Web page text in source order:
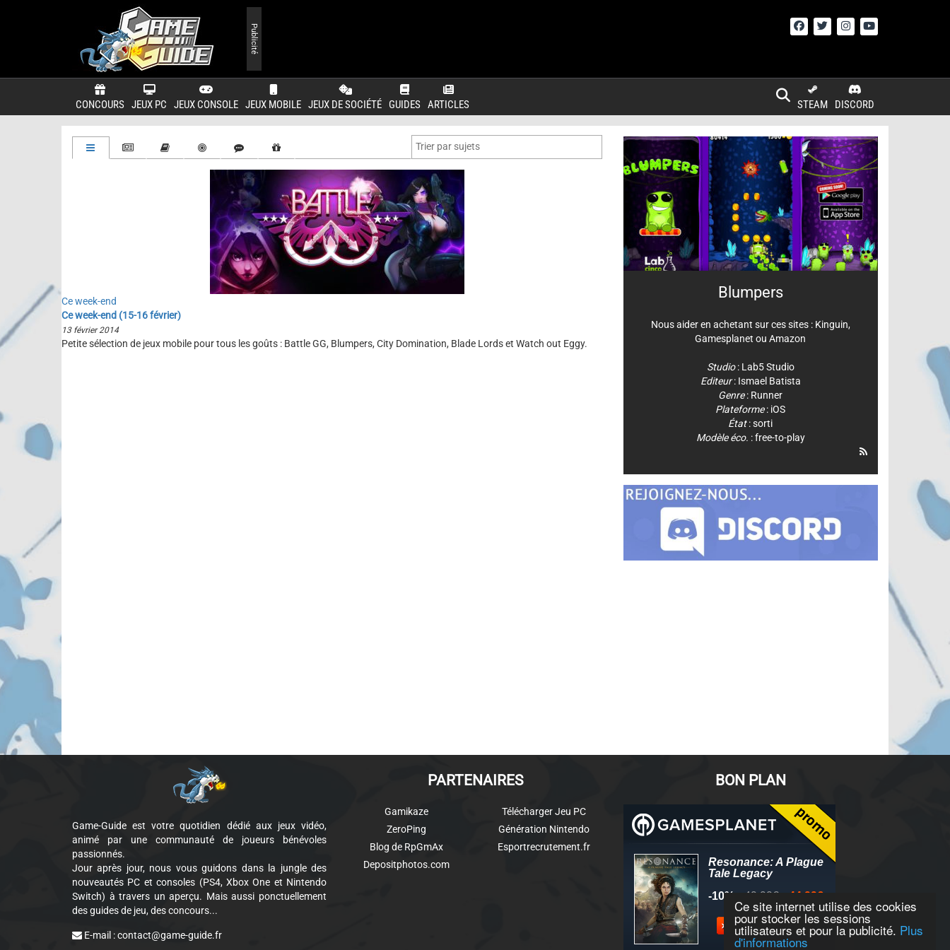
Ce site internet utilise des cookies
pour stocker les sessions
utilisateurs et pour la publicité. Plus
d'informations
CONCOURS JEUX PC JEUX CONSOLE JEUX MOBILE JEUX DE SOCIÉTÉ GUIDES ARTICLES DISCORD
STEAM
Publicité
Ce week-end
Ce week-end (15-16 février)
13 février 2014
Petite sélection de jeux mobile pour tous les goûts : Battle GG, Blumpers, City Domination, Blade Lords et Watch out Eggy.
Blumpers
Nous aider en achetant sur ces sites : Kinguin,
Gamesplanet ouAmazon
Studio: Lab5 Studio
Editeur: Ismael Batista
Genre: Runner
Plateforme: iOS
État: sorti
Modèle éco. : free-to-play
Game-Guide est votre quotidien dédié aux jeux vidéo,
animé par une communauté de joueurs bénévoles
passionnés.
Jour après jour, nous vous guidons dans la jungle des
nouveautés PC et consoles (PS4, Xbox One et Nintendo
Switch) à travers un aperçu. Mais aussi ponctuellement
des guides de jeu, des concours...
E-mail :contact@game-guide.fr
PARTENAIRES
Gamikaze
ZeroPing
Blog de RpGmAx
Depositphotos.com
Télécharger Jeu PC
Génération Nintendo
Esportrecrutement.fr
BON PLAN